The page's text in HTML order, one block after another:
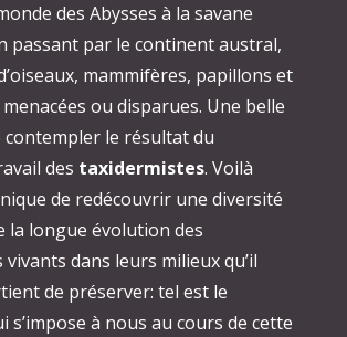
des Abysses à la savane
passant par le continent austral,
mammifères, papillons et
menacées ou disparues. Une belle
contempler le résultat du
des taxidermistes. Voilà
de redécouvrir une diversité
la longue évolution des
dans leurs milieux qu’il
de préserver: tel est le
s’impose à nous au cours de cette